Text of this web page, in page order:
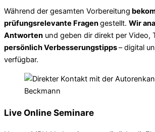
Während der gesamten Vorbereitung
prüfungsrelevante Fragengestellt. Wir
Antworten und geben dir direkt per Video,
persönlich Verbesserungstipps– digital
verfügbar.
Live Online Seminare